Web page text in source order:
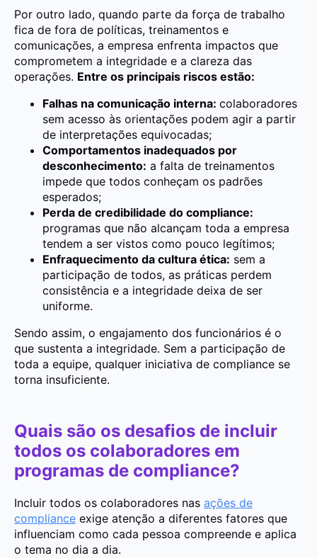
Por outro lado, quando parte da força de trabalho
fica de fora de políticas, treinamentos e
comunicações, a empresa enfrenta impactos que
comprometem a integridade e a clareza das
operações. Entre os principais riscos estão:
Falhas na comunicação interna: colaboradores
sem acesso às orientações podem agir a partir
de interpretações equivocadas;
Comportamentos inadequados por
desconhecimento: a falta de treinamentos
impede que todos conheçam os padrões
esperados;
Perda de credibilidade do compliance:
programas que não alcançam toda a empresa
tendem a ser vistos como pouco legítimos;
Enfraquecimento da cultura ética: sem a
participação de todos, as práticas perdem
consistência e a integridade deixa de ser
uniforme.
Sendo assim, o engajamento dos funcionários é o
que sustenta a integridade. Sem a participação de
toda a equipe, qualquer iniciativa de compliance se
torna insuficiente.
Quais são os desafios de incluir
todos os colaboradores em
programas de compliance?
Incluir todos os colaboradores nas ações de
compliance exige atenção a diferentes fatores que
influenciam como cada pessoa compreende e aplica
o tema no dia a dia.